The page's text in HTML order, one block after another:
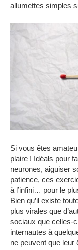
allumettes simples
Si vous êtes
plaire ! Idéals pour
neurones, aiguiser
patience, ces
à l’infini… pour le
Bien qu’il existe
plus virales que
sociaux que celles-
internautes à
ne peuvent que leur